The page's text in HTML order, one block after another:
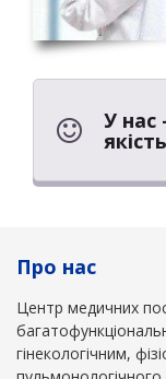
У нас
Про нас
Центр медичних
гінекологічним,